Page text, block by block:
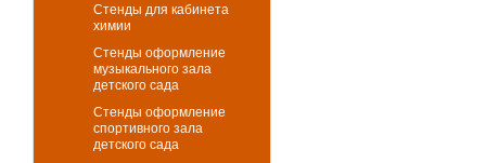
Стенды для кабинета
химии
Стенды оформление
музыкального зала
детского сада
Стенды оформление
спортивного зала
детского сада